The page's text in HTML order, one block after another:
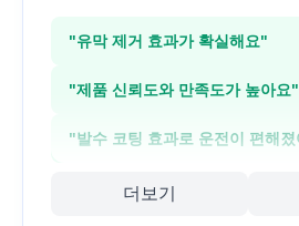
"유막 제거 효과가 확실해요"
"제품 신뢰도와 만족도가 높아요"
"발수 코팅 효과로 운전이 편해졌
더보기